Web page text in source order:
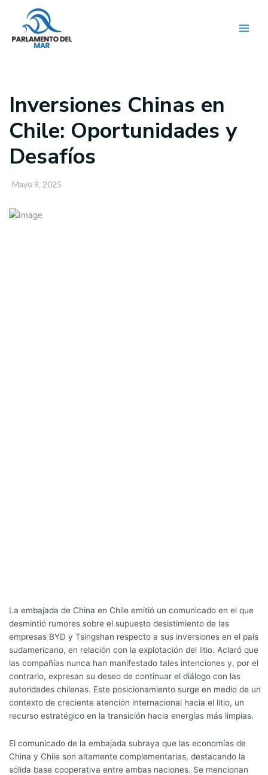
contenido
Inversiones Chinas en
Chile: Oportunidades y
Desafíos
Mayo 9, 2025
La embajada de China en Chile emitió un comunicado en el que
desmintió rumores sobre el supuesto desistimiento de las
empresas BYD y Tsingshan respecto a sus inversiones en el país
sudamericano, en relación con la explotación del litio. Aclaró que
las compañías nunca han manifestado tales intenciones y, por el
contrario, expresan su deseo de continuar el diálogo con las
autoridades chilenas. Este posicionamiento surge en medio de un
contexto de creciente atención internacional hacia el litio, un
recurso estratégico en la transición hacia energías más limpias.
El comunicado de la embajada subraya que las economías de
China y Chile son altamente complementarias, destacando la
sólida base cooperativa entre ambas naciones. Se mencionan